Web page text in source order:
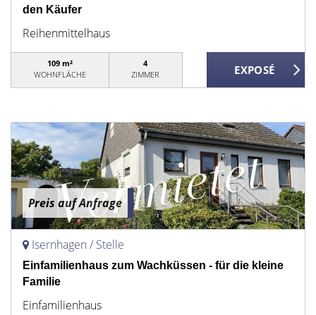
den Käufer
Reihenmittelhaus
109 m²
WOHNFLÄCHE
4
ZIMMER
Preis auf Anfrage
Isernhagen / Stelle
Einfamilienhaus zum Wachküssen - für die kleine
Familie
Einfamilienhaus